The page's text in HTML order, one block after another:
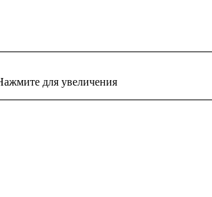
для увеличения